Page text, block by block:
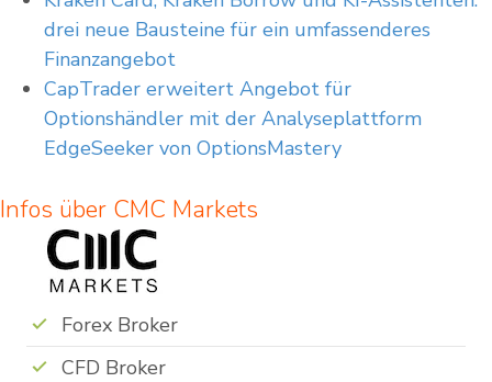
drei neue Bausteine für ein umfassenderes
Finanzangebot
CapTrader erweitert Angebot für
Optionshändler mit der Analyseplattform
EdgeSeeker von OptionsMastery
Infos über CMC Markets
Forex Broker
CFD Broker